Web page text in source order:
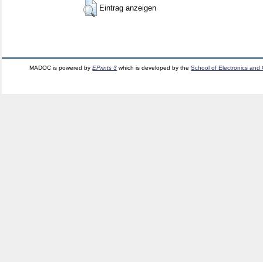
Eintrag anzeigen
MADOC is powered byEPrints 3 which is developed by theSchool of Electronics and